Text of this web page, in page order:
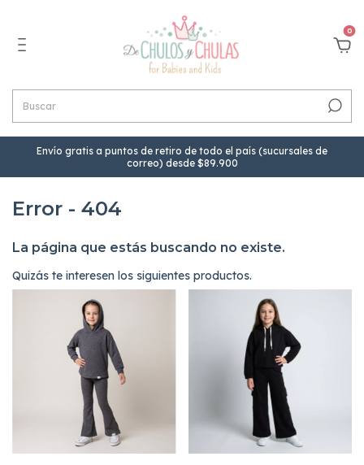
0
Envío gratis a puntos de retiro de todo el país (sucursales de
correo) desde $89.900
Error - 404
La página que estás buscando no existe.
Quizás te interesen los siguientes productos.